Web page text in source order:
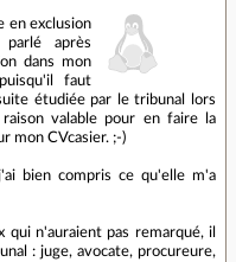
en exclusion
après
dans mon
faut
étudiée par le tribunal lors
valable pour en faire la
monCVcasier. ;-)
bien compris ce qu'elle m'a
qui n'auraient pas remarqué, il
: juge, avocate, procureure,